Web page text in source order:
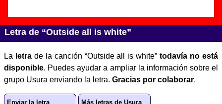
Letra de “Outside all is white”
La letrade la canción “Outside all is white”todavía no está
disponible. Puedes ayudar a ampliar la información sobre el
grupo Usura enviando la letra. Gracias por colaborar.
Enviar la letra Más letras de Usura